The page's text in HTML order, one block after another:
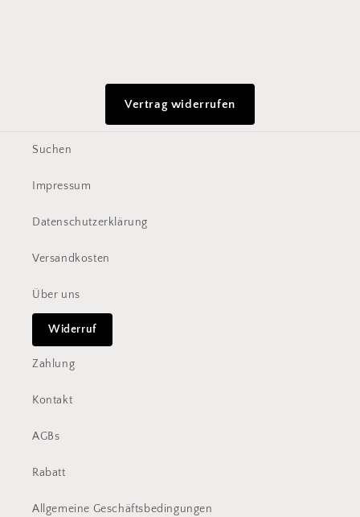
Vertrag widerrufen
Suchen
Impressum
Datenschutzerklärung
Versandkosten
Über uns
Widerruf
Zahlung
Kontakt
AGBs
Rabatt
Allgemeine Geschäftsbedingungen